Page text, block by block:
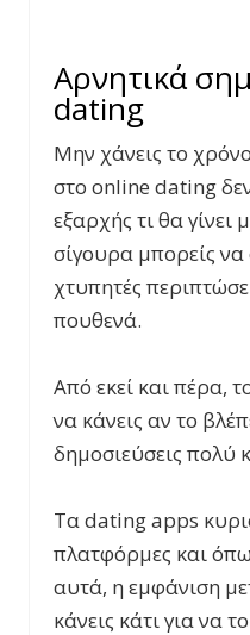
Αρνητικά
dating
Μην χάνεις το
στο online dating
εξαρχής τι θα
σίγουρα μπορείς να
χτυπητές
πουθενά.
Από εκεί και πέρα,
να κάνεις αν το
δημοσιεύσεις πολύ
Τα dating apps
πλατφόρμες και
αυτά, η εμφάνιση
κάνεις κάτι για να